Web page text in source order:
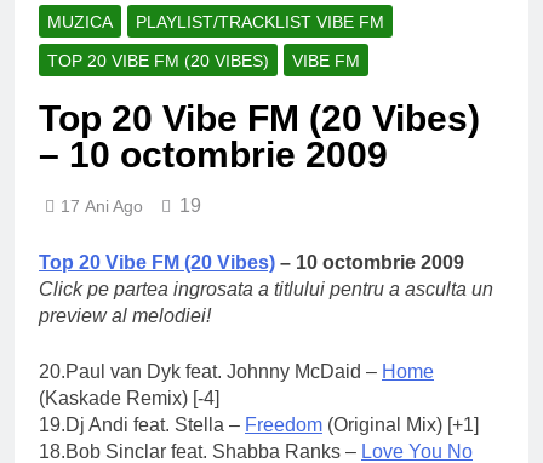
tinerii și organizațiile
din Bacău
2 Ani Ago
Harta și programul
publice din municipiul
Bacău
2 Ani Ago
Un pas înainte pentru
accesibilizarea
MUZICA
PLAYLIST/TRACKLIST VIBE FM
TOP 20 VIBE FM (20 VIBES)
VIBE FM
Top 20 Vibe FM (20 Vibes)
– 10 octombrie 2009
17 Ani Ago 19
Top 20 Vibe FM (20 Vibes) – 10 octombrie 2009
Click pe partea ingrosata a titlului pentru a asculta un
preview al melodiei!
20.Paul van Dyk feat. Johnny McDaid – Home
(Kaskade Remix) [-4]
19.Dj Andi feat. Stella – Freedom (Original Mix) [+1]
18.Bob Sinclar feat. Shabba Ranks – Love You No